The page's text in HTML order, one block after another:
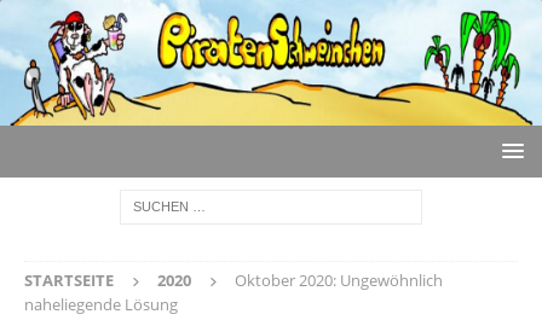
STARTSEITE 2020
Oktober 2020: Ungewöhnlich
naheliegende Lösung